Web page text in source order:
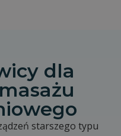
dla
starszego typu